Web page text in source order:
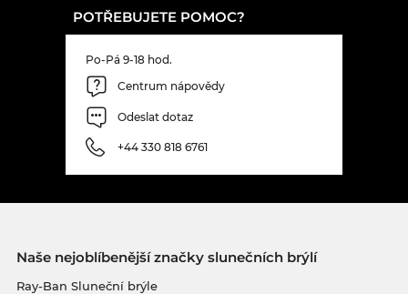
POTŘEBUJETE POMOC?
Po-Pá 9-18 hod.
Centrum nápovědy
Odeslat dotaz
+44 330 818 6761
Naše nejoblíbenější značky slunečních brýlí
Ray-Ban Sluneční brýle